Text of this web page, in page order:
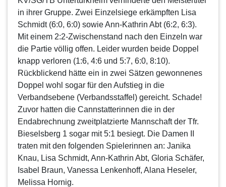
in ihrer Gruppe. Zwei Einzelsiege erkämpften Lisa
Schmidt (6:0, 6:0) sowie Ann-Kathrin Abt (6:2, 6:3).
Mit einem 2:2-Zwischenstand nach den Einzeln war
die Partie völlig offen. Leider wurden beide Doppel
knapp verloren (1:6, 4:6 und 5:7, 6:0, 8:10).
Rückblickend hätte ein in zwei Sätzen gewonnenes
Doppel wohl sogar für den Aufstieg in die
Verbandsebene (Verbandsstaffel) gereicht. Schade!
Zuvor hatten die Cannstatterinnen die in der
Endabrechnung zweitplatzierte Mannschaft der Tfr.
Bieselsberg 1 sogar mit 5:1 besiegt. Die Damen II
traten mit den folgenden Spielerinnen an: Janika
Knau, Lisa Schmidt, Ann-Kathrin Abt, Gloria Schäfer,
Isabel Braun, Vanessa Lenkenhoff, Alana Heseler,
Melissa Hornig.